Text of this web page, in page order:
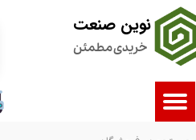
نوین صنعت
خریدی مطمئن